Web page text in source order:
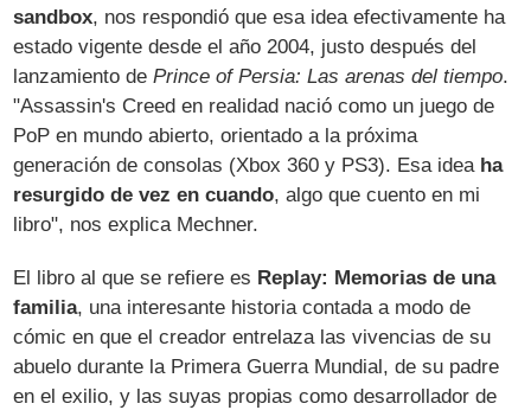
sandbox, nos respondió que esa idea efectivamente ha
estado vigente desde el año 2004, justo después del
lanzamiento dePrince of Persia: Las arenas del tiempo.
"Assassin's Creed en realidad nació como un juego de
PoP en mundo abierto, orientado a la próxima
generación de consolas (Xbox 360 y PS3). Esa idea ha
resurgido de vez en cuando, algo que cuento en mi
libro", nos explica Mechner.
El libro al que se refiere es Replay: Memorias de una
familia, una interesante historia contada a modo de
cómic en que el creador entrelaza las vivencias de su
abuelo durante la Primera Guerra Mundial, de su padre
en el exilio, y las suyas propias como desarrollador de